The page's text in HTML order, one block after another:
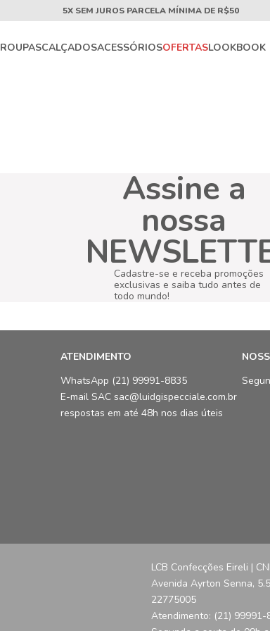
5X SEM JUROS PARCELA MÍNIMA DE R$50
ROUPASCALÇADOSACESSÓRIOSOFERTASLOOKBOOK
Assine a
nossa
Cadastre-se e receba promoções
exclusivas e saiba tudo antes de
todo mundo!
ATENDIMENTO
WhatsApp (21) 99991-8835
E-mail SAC sac@luidgispecciale.com.br
respostas em até 48h nos dias úteis
LCB Confecções Eireli |
Avenida Ayrton Senna,
22775005
Atendimento: (21) 99991-